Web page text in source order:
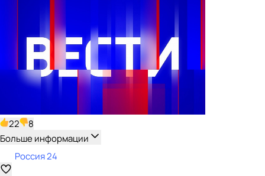
22
8
Больше информации
Россия 24